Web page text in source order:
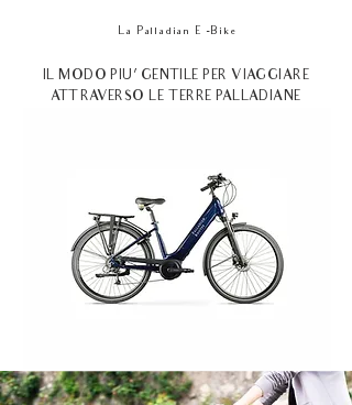
La Palladian E -Bike
IL MODO PIU’ GENTILE PER VIAGGIARE
ATTRAVERSO LE TERRE PALLADIANE